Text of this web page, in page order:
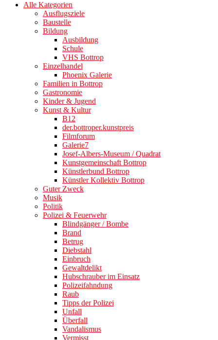
Alle Kategorien
Ausflugsziele
Baustelle
Bildung
Ausbildung
Schule
VHS Bottrop
Einzelhandel
Phoenix Galerie
Familien in Bottrop
Gastronomie
Kinder & Jugend
Kunst & Kultur
B12
der.bottroper.kunstpreis
Filmforum
Galerie7
Josef-Albers-Museum / Quadrat
Kunstgemeinschaft Bottrop
Künstlerbund Bottrop
Künstler Kollektiv Bottrop
Guter Zweck
Musik
Politik
Polizei & Feuerwehr
Blindgänger / Bombe
Brand
Betrug
Diebstahl
Einbruch
Gewaltdelikt
Hubschrauber im Einsatz
Polizeifahndung
Raub
Tipps der Polizei
Unfall
Überfall
Vandalismus
Vermisst